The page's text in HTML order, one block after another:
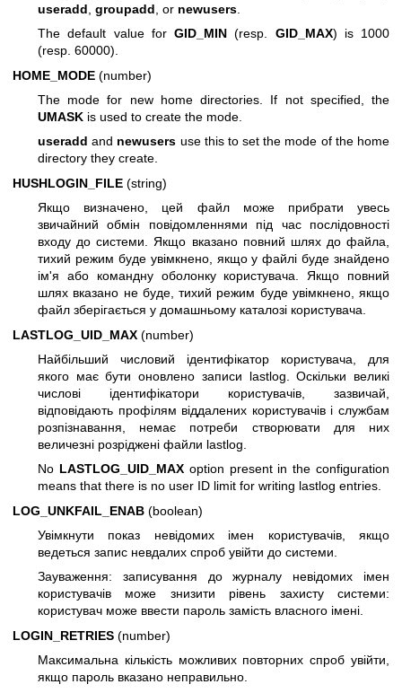
useradd groupadd , or newusers
The default value for GID_MIN (resp. GID_MAX) is 1000
(resp. 60000).
HOME_MODE (number)
The mode for new home directories. If not specified, the
UMASK is used to create the mode.
useradd and newusers use this to set the mode of the home
directory they create.
HUSHLOGIN_FILE (string)
Якщо визначено, цей файл може прибрати увесь
звичайний обмін повідомленнями під час послідовності
входу до системи. Якщо вказано повний шлях до файла,
тихий режим буде увімкнено, якщо у файлі буде знайдено
ім'я або командну оболонку користувача. Якщо повний
шлях вказано не буде, тихий режим буде увімкнено, якщо
файл зберігається у домашньому каталозі користувача.
LASTLOG_UID_MAX (number)
Найбільший числовий ідентифікатор користувача, для
якого має бути оновлено записи lastlog. Оскільки великі
числові ідентифікатори користувачів, зазвичай,
відповідають профілям віддалених користувачів і службам
розпізнавання, немає потреби створювати для них
величезні розріджені файли lastlog.
No LASTLOG_UID_MAXoption present in the configuration
means that there is no user ID limit for writing lastlog entries.
LOG_UNKFAIL_ENAB (boolean)
Увімкнути показ невідомих імен користувачів, якщо
ведеться запис невдалих спроб увійти до системи.
Зауваження: записування до журналу невідомих імен
користувачів може знизити рівень захисту системи:
користувач може ввести пароль замість власного імені.
LOGIN_RETRIES (number)
Максимальна кількість можливих повторних спроб увійти,
якщо пароль вказано неправильно.